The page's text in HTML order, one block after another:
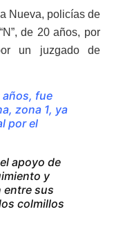
Nueva, policías de
de 20 años, por
un juzgado de
años, fue
zona 1, ya
por el
apoyo de
y
entre sus
colmillos